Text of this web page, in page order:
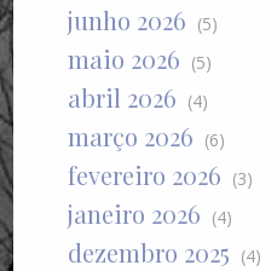
junho 2026 (5)
maio 2026 (5)
abril 2026 (4)
março 2026 (6)
fevereiro 2026 (3)
janeiro 2026 (4)
dezembro 2025 (4)